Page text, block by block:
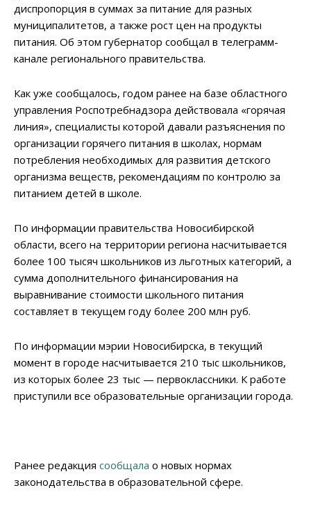
диспропорция в суммах за питание для разных
муниципалитетов, а также рост цен на продукты
питания. Об этом губернатор сообщал в телеграмм-
канале регионального правительства.
Как уже сообщалось, годом ранее на базе областного
управления Роспотребнадзора действовала «горячая
линия», специалисты которой давали разъяснения по
организации горячего питания в школах, нормам
потребления необходимых для развития детского
организма веществ, рекомендациям по контролю за
питанием детей в школе.
По информации правительства Новосибирской
области, всего на территории региона насчитывается
более 100 тысяч школьников из льготных категорий, а
сумма дополнительного финансирования на
выравнивание стоимости школьного питания
составляет в текущем году более 200 млн руб.
По информации мэрии Новосибирска, в текущий
момент в городе насчитывается 210 тыс школьников,
из которых более 23 тыс — первоклассники. К работе
приступили все образовательные организации города.
Ранее редакция сообщала о новых нормах
законодательства в образовательной сфере.